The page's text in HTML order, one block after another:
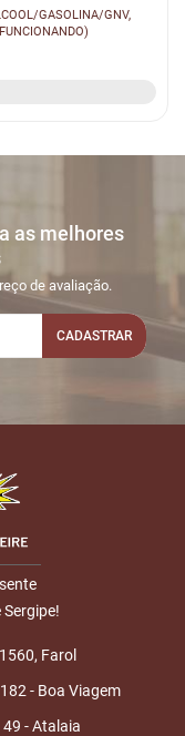
GASOLINA/GNV,
as melhores
de avaliação.
CADASTRAR
Farol
- Boa Viagem
- Atalaia